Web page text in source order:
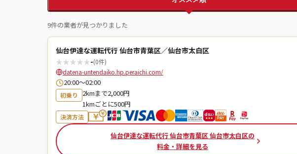
9件の業者が見つかりました
仙台伊達な運転代行 仙台市青葉区／仙台市太白区
★★★★★-(0件)
datena-untendaiko.hp.peraichi.com/
20:00～02:00
初乗り
2kmまで2,000円
1kmごとに500円
決済方法
仙台伊達な運転代行 仙台市青葉区 仙台市太白区の
料金・詳細を見る